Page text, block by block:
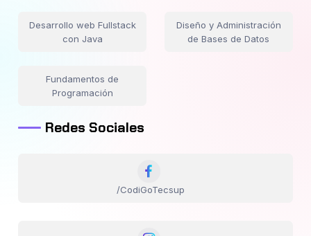
Desarrollo web Fullstack
con Java
Diseño y Administración
de Bases de Datos
Fundamentos de
Programación
Redes Sociales
/CodiGoTecsup